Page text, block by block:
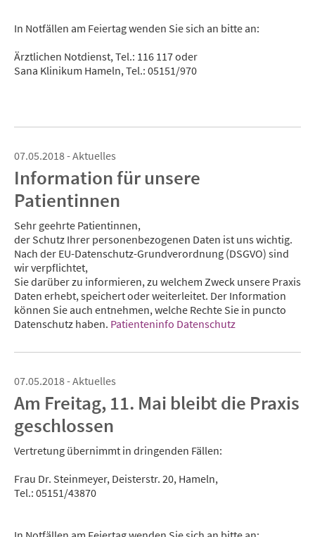
In Notfällen am Feiertag wenden Sie sich an bitte an:
Ärztlichen Notdienst, Tel.: 116 117 oder
Sana Klinikum Hameln, Tel.: 05151/970
07.05.2018 - Aktuelles
Information für unsere
Patientinnen
Sehr geehrte Patientinnen,
der Schutz Ihrer personenbezogenen Daten ist uns wichtig.
Nach der EU-Datenschutz-Grundverordnung (DSGVO) sind
wir verpflichtet,
Sie darüber zu informieren, zu welchem Zweck unsere Praxis
Daten erhebt, speichert oder weiterleitet. Der Information
können Sie auch entnehmen, welche Rechte Sie in puncto
Datenschutz haben. Patienteninfo Datenschutz
07.05.2018 - Aktuelles
Am Freitag, 11. Mai bleibt die Praxis
geschlossen
Vertretung übernimmt in dringenden Fällen:
Frau Dr. Steinmeyer, Deisterstr. 20, Hameln,
Tel.: 05151/43870